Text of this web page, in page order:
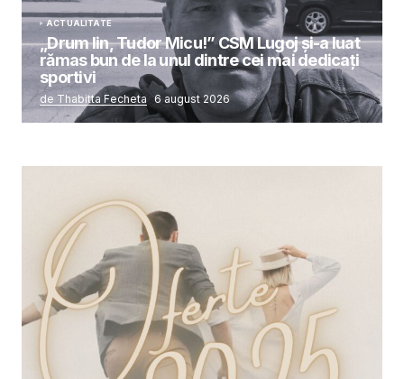
ACTUALITATE
„Drum lin, Tudor Micu!” CSM Lugoj și-a luat
rămas bun de la unul dintre cei mai dedicați
sportivi
de Thabitta Fecheta 6 august 2026